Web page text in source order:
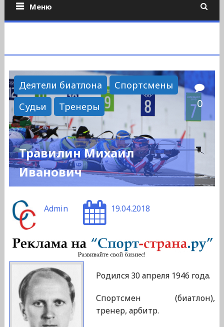
Меню
Деятели биатлона
Спортсмены
Судьи
Тренеры 0
Травилин Михаил
Иванович
Admin 19.04.2018
Родился 30 апреля 1946 года.
Спортсмен (биатлон),
тренер, арбитр.